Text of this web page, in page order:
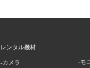
レンタル機材
-カメラ -モ